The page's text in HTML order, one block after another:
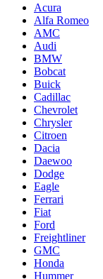
Acura
Alfa Romeo
AMC
Audi
BMW
Bobcat
Buick
Cadillac
Chevrolet
Chrysler
Citroen
Dacia
Daewoo
Dodge
Eagle
Ferrari
Fiat
Ford
Freightliner
GMC
Honda
Hummer